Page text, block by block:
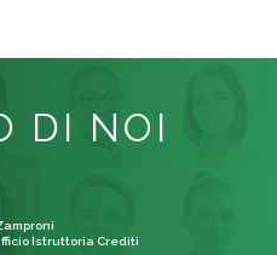
DI NOI
Istruttoria Crediti